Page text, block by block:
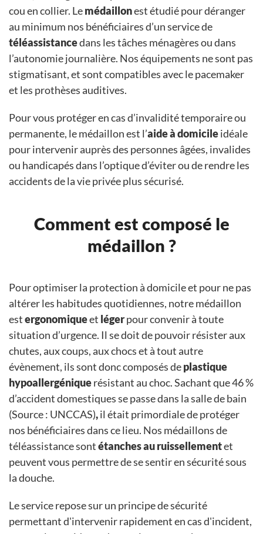
cou en collier. Lemédaillonest étudié pour déranger
au minimum nos bénéficiaires d’un service de
téléassistancedans les tâches ménagères ou dans
l’autonomie journalière. Nos équipements ne sont pas
stigmatisant, et sont compatibles avec le pacemaker
et les prothèses auditives.
Pour vous protéger en cas d’invalidité temporaire ou
permanente, le médaillon est l’aide à domicileidéale
pour intervenir auprès des personnes âgées, invalides
ou handicapés dans l’optique d’éviter ou de rendre les
accidents de la vie privée plus sécurisé.
Comment est composé le
médaillon ?
Pour optimiser la protection à domicile et pour ne pas
altérer les habitudes quotidiennes, notre médaillon
estergonomiqueet légerpour convenir à toute
situation d’urgence. Il se doit de pouvoir résister aux
chutes, aux coups, aux chocs et à tout autre
évènement, ils sont donc composés deplastique
hypoallergéniquerésistant au choc. Sachant que 46 %
d’accident domestiques se passe dans la salle de bain
(Source : UNCCAS),il était primordiale de protéger
nos bénéficiaires dans ce lieu. Nos médaillons de
téléassistance sontétanches au ruissellementet
peuvent vous permettre de se sentir en sécurité sous
la douche.
Le service repose sur un principe de sécurité
permettant d'intervenir rapidement en cas d'incident,